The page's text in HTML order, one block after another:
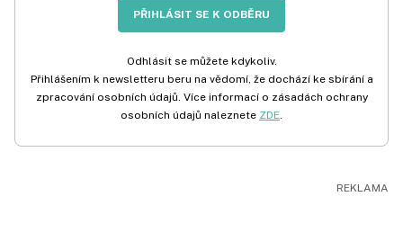
PŘIHLÁSIT SE K ODBĚRU
Odhlásit se můžete kdykoliv.
Přihlášením k newsletteru beru na vědomí, že dochází ke sbírání a
zpracování osobních údajů. Více informací o zásadách ochrany
osobních údajů naleznete ZDE.